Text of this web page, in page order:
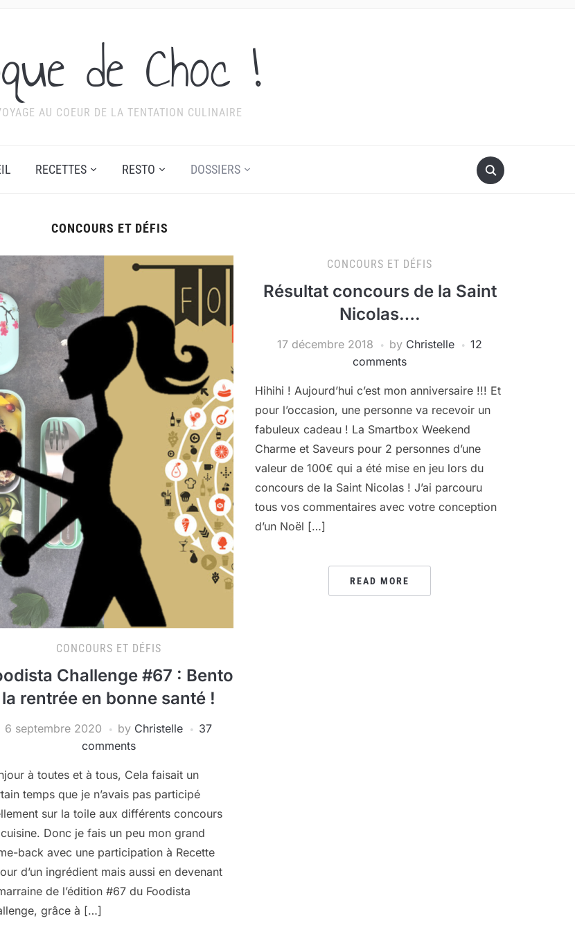
de Choc !
AU COEUR DE LA TENTATION CULINAIRE
RECETTES RESTO DOSSIERS
CONCOURS ET DÉFIS
CONCOURS ET DÉFIS
Challenge #67 : Bento
la rentrée en bonne santé !
6 septembre 2020 by Christelle
37
comments
à toutes et à tous, Cela faisait un
temps que je n’avais pas participé
sur la toile aux différents concours
Donc je fais un peu mon grand
back avec une participation à Recette
d’un ingrédient mais aussi en devenant
de l’édition #67 du Foodista
grâce à […]
CONCOURS ET DÉFIS
Résultat concours de la Saint
Nicolas….
17 décembre 2018 by Christelle
12
comments
Hihihi ! Aujourd’hui c’est mon anniversaire !!! Et
pour l’occasion, une personne va recevoir un
fabuleux cadeau ! La Smartbox Weekend
Charme et Saveurs pour 2 personnes d’une
valeur de 100€ qui a été mise en jeu lors du
concours de la Saint Nicolas ! J’ai parcouru
tous vos commentaires avec votre conception
d’un Noël […]
READ MORE